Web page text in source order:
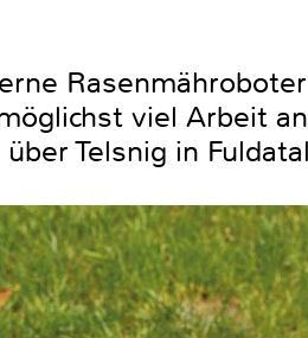
viel Arbeit
Telsnig in